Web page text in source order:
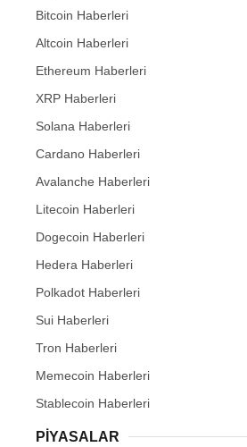
Bitcoin Haberleri
Altcoin Haberleri
Ethereum Haberleri
XRP Haberleri
Solana Haberleri
Cardano Haberleri
Avalanche Haberleri
Litecoin Haberleri
Dogecoin Haberleri
Hedera Haberleri
Polkadot Haberleri
Sui Haberleri
Tron Haberleri
Memecoin Haberleri
Stablecoin Haberleri
PIYASALAR